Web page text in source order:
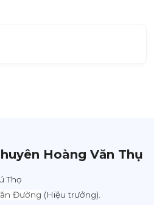
Hoàng Văn Thụ
Thọ
Đường (Hiệu trưởng).